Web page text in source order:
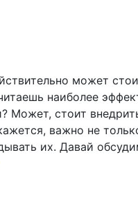
может
наиболее
Может, стоит
важно не
их. Давай